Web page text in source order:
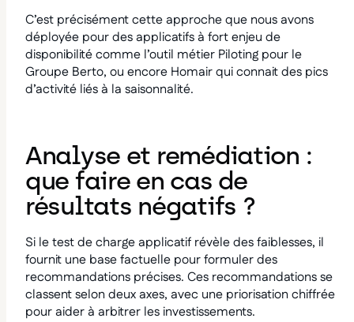
C’est précisément cette approche que nous avons
déployée pour des applicatifs à fort enjeu de
disponibilité comme l’outil métier Piloting pour le
Groupe Berto, ou encore Homair qui connait des pics
d’activité liés à la saisonnalité.
Analyse et remédiation :
que faire en cas de
résultats négatifs ?
Si le test de charge applicatif révèle des faiblesses, il
fournit une base factuelle pour formuler des
recommandations précises. Ces recommandations se
classent selon deux axes, avec une priorisation chiffrée
pour aider à arbitrer les investissements.